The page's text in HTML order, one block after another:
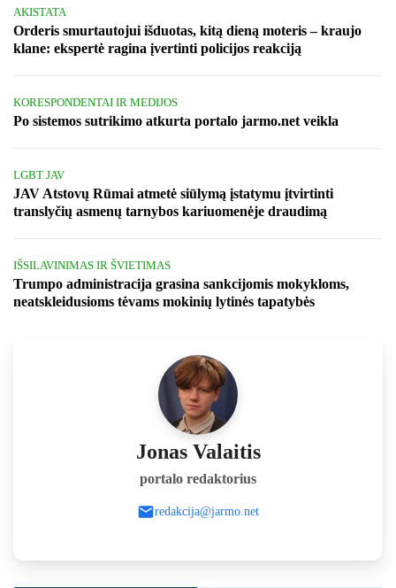
AKISTATA
Orderis smurtautojui išduotas, kitą dieną moteris – kraujo
klane: ekspertė ragina įvertinti policijos reakciją
KORESPONDENTAI IR MEDIJOS
Po sistemos sutrikimo atkurta portalo jarmo.net veikla
LGBT JAV
JAV Atstovų Rūmai atmetė siūlymą įstatymu įtvirtinti
translyčių asmenų tarnybos kariuomenėje draudimą
IŠSILAVINIMAS IR ŠVIETIMAS
Trumpo administracija grasina sankcijomis mokykloms,
neatskleidusioms tėvams mokinių lytinės tapatybės
Jonas Valaitis
portalo redaktorius
redakcija@jarmo.net